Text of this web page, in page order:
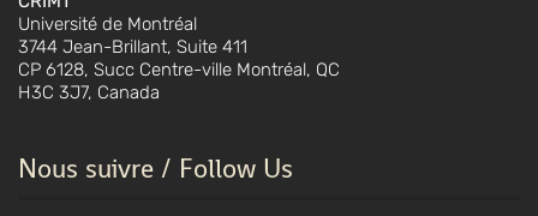
Université de Montréal
3744 Jean-Brillant, Suite 411
CP 6128, Succ Centre-ville Montréal, QC
H3C 3J7, Canada
Nous suivre / Follow Us